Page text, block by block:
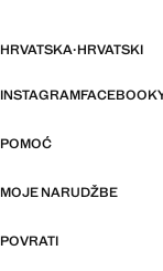
HRVATSKA·HRVATSKI
INSTAGRAMFACEBOOK
POMOĆ
MOJE NARUDŽBE
POVRATI